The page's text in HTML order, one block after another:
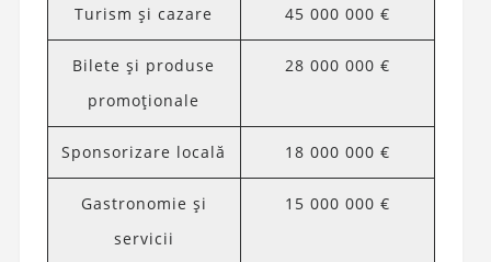
Turism și cazare 45 000 000 €
Bilete și produse
promoționale
28 000 000 €
Sponsorizare locală 18 000 000 €
Gastronomie și
servicii
15 000 000 €